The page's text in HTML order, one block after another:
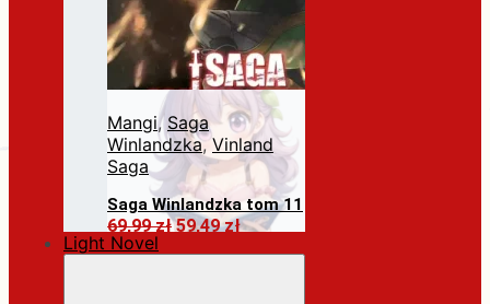
Mangi, Saga
Winlandzka, Vinland
Saga
Saga Winlandzka tom 11
69,99złPierwotna
59,49złAktualna
Dodaj do koszyka
Light Novel